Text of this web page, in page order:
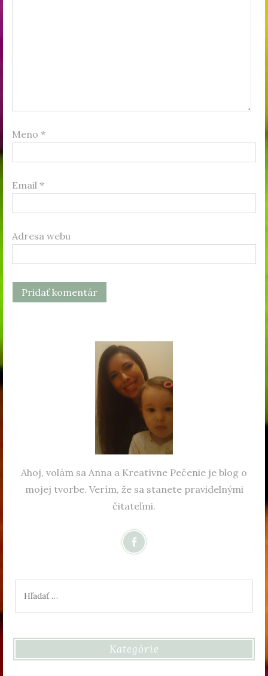
Meno *
Email *
Adresa webu
Ahoj, volám sa Anna a Kreatívne Pečenie je blog o
mojej tvorbe. Verím, že sa stanete pravidelnými
čitateľmi.
Kategórie